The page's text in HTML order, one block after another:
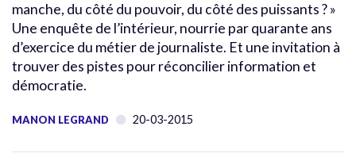
manche, du côté du pouvoir, du côté des puissants ? »
Une enquête de l’intérieur, nourrie par quarante ans
d’exercice du métier de journaliste. Et une invitation à
trouver des pistes pour réconcilier information et
démocratie.
MANON LEGRAND 20-03-2015